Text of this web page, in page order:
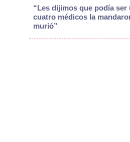
“Les dijimos que podía ser
cuatro médicos la
murió”